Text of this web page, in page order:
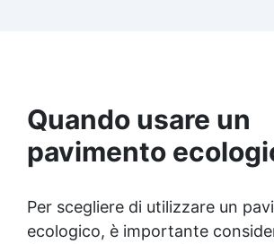
protegge dall'umidità, raggi UV
superficie antipolvere ✅ Facile
con rullo, asciugatura in meno di
protezione rapida e duratura ✅
a temperature estreme e
Quando usare un
pavimento
Per scegliere di utilizzare un
ecologico, è importante